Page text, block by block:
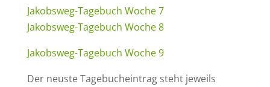
Jakobsweg-Tagebuch Woche 7
Jakobsweg-Tagebuch Woche 8
Jakobsweg-Tagebuch Woche 9
Der neuste Tagebucheintrag steht jeweils